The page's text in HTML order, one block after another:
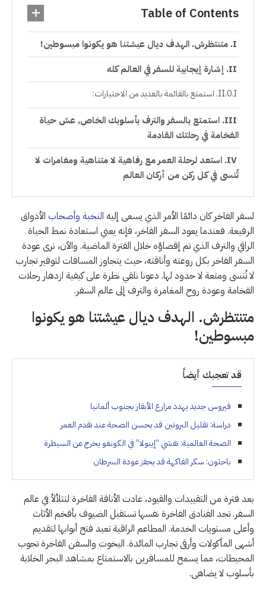
Table of Contents
متنتظرش. الهدف ديال عيشتنا هو يكونوا مبسوطين!
إشارة إيجابية للسفر في العالم كله
استمتع بالقائمة بالعديد من الاختيارات:
استمتع بالسفر والترف بأسلوبك الخاص, عش حياة
الفخامة في رحلتك القادمة
استعد لرحلة العمر مع رفاهية لا متناهية ومغامرات لا
تُنسى في كل ركن من أركان العالم
لسفر الفاخر كان دائمًا الأمر الذي يسعى إليه النخبة وأصحاب الأذواق
الرفيعة. فعندما يعود السفر الفاخر، فإنه يعني استعادة نمط الحياة
الراقي والترف الذي تم إقصاؤه خلال الفترة الماضية. والآن، نرى عودة
السفر الفاخر بكل روعته وأناقته، حيث يتجاوز المسافات لتوفير تجارب
لا تُنسى ومتعة لا حدود لها. دعونا نلقي نظرة على كيفية ازدهار رحلات
الفخامة وعودة روح المغامرة والترف إلى عالم السفر.
متنتظرش. الهدف ديال عيشتنا هو يكونوا
مبسوطين!
قد تعجبك أيضاً
فيروس جديد يهدد مزارع الأبقار بجنوب ألمانيا
دراسة: تقليل البروتين قد يحسن الصحة عند تقدم العمر
الصحة العالمية: تفشي “إيبولا” في الكونغو يخرج عن السيطرة
باحثون: سكر الفاكهة قد يحفز عودة السرطان
بعد فترة من التقييدات والقيود، عادت الأناقة الفاخرة لتتلألأ في عالم
السفر. تجد الفنادق الفاخرة نفسها تستقبل الضيوف بأفخم الأثاث
وأعلى مستويات الخدمة. المطاعم الراقية تعيد فتح أبوابها لتقديم
أشهى المأكولات وأرقى تجارب المائدة. اليخوت والسفن الفاخرة تجوب
المحيطات، مما يسمح للمسافرين بالاستمتاع بمشاهد البحر الخلابة
بأسلوب لا يضاهى.